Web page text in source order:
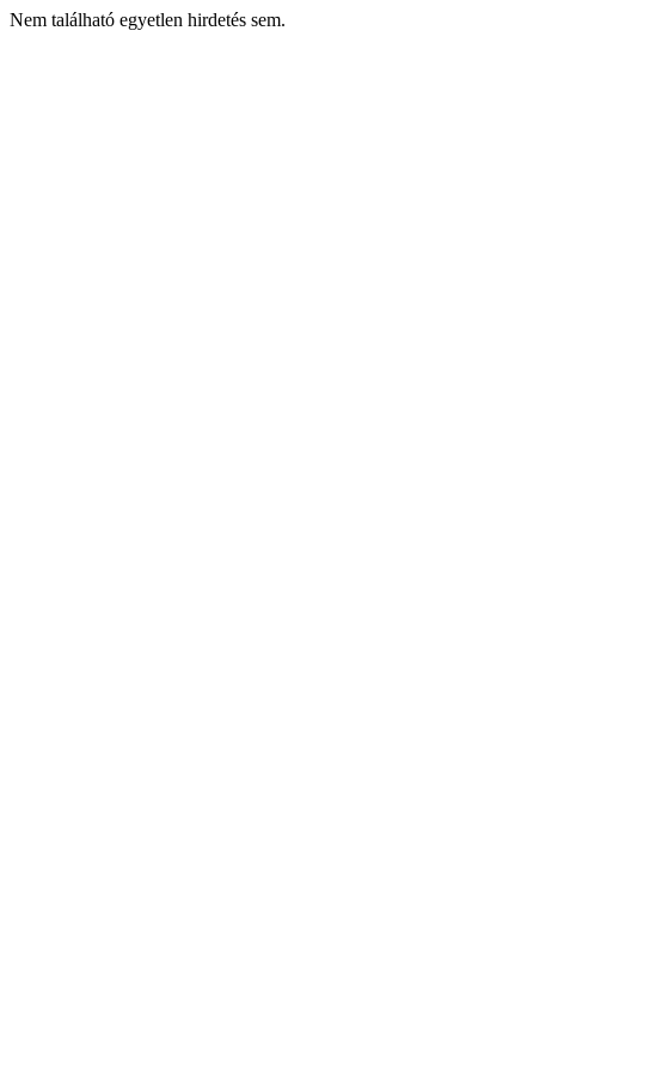
Nem található egyetlen hirdetés sem.